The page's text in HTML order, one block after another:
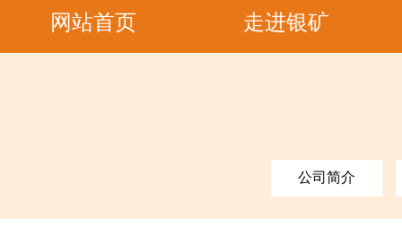
网站首页 走进银矿
公司简介